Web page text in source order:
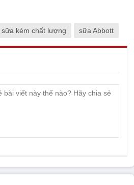
sữa kém chất lượng sữa Abbott